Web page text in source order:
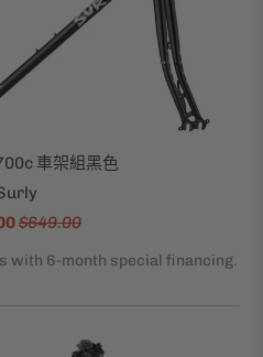
車架組黑色
$649.00